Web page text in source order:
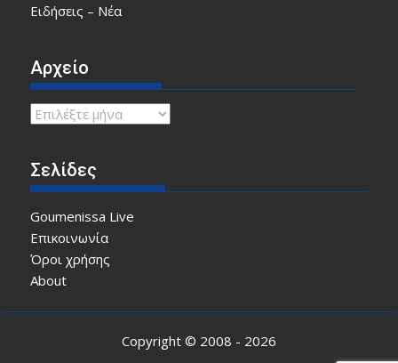
Ειδήσεις – Νέα
Αρχείο
Αρχείο
Σελίδες
Goumenissa Live
Επικοινωνία
Όροι χρήσης
About
Copyright © 2008 - 2026